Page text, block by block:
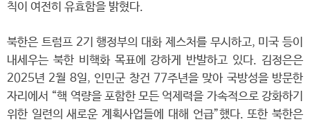
칙이 여전히 유효함을 밝혔다.
북한은 트럼프 2기 행정부의 대화 제스처를 무시하고, 미국 등이
내세우는 북한 비핵화 목표에 강하게 반발하고 있다. 김정은은
2025년 2월 8일, 인민군 창건 77주년을 맞아 국방성을 방문한
자리에서 “핵 역량을 포함한 모든 억제력을 가속적으로 강화하기
위한 일련의 새로운 계획사업들에 대해 언급”했다. 또한 북한은